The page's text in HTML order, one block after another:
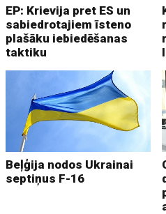
EP: Krievija pret ES un
sabiedrotajiem īsteno
plašāku iebiedēšanas
taktiku
Beļģija nodos Ukrainai
septiņus F-16